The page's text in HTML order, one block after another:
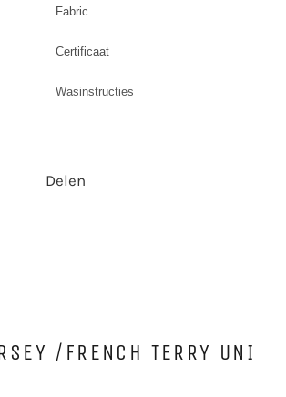
Fabric
Certificaat
Wasinstructies
Delen
/FRENCH TERRY UNI